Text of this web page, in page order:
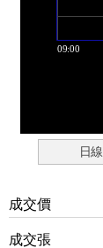
日線
成交價
成交張